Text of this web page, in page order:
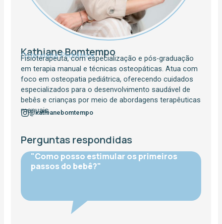
Kathiane Bomtempo
Osteopatia Pediátrica
Fisioterapeuta, com especialização e pós-graduação
em terapia manual e técnicas osteopáticas. Atua com
foco em osteopatia pediátrica, oferecendo cuidados
especializados para o desenvolvimento saudável de
bebês e crianças por meio de abordagens terapêuticas
manuais.
@kathianebomtempo
Perguntas respondidas
"Como posso estimular os primeiros
passos do bebê?"